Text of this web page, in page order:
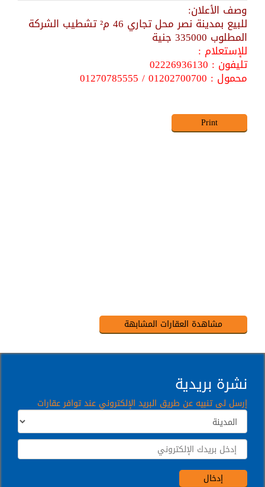
وصف الأعلان:
للبيع بمدينة نصر محل تجاري 46 م² تشطيب الشركة
المطلوب 335000 جنية
للإستعلام :
تليفون : 02226936130
محمول : 01202700700 / 01270785555
نشرة بريدية
إرسل لى تنبيه عن طريق البريد الإلكتروني عند توافر عقارات